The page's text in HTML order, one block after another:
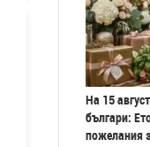
На 15
българи:
пожелания